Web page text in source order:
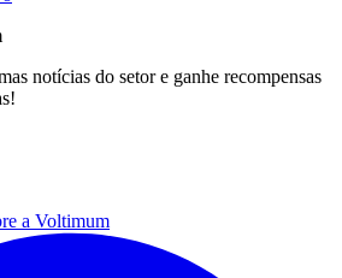
notícias do setor e ganhe recompensas
a Voltimum